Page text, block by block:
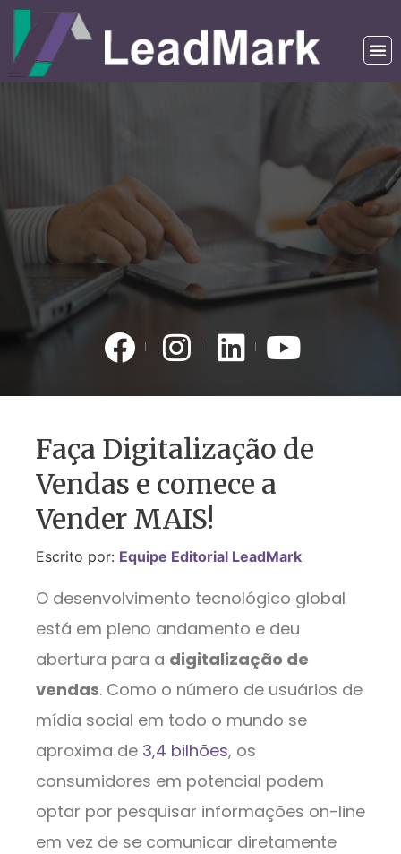
Faça Digitalização de
Vendas e comece a
Vender MAIS!
Escrito por: Equipe Editorial LeadMark
O desenvolvimento tecnológico global
está em pleno andamento e deu
abertura para a digitalização de
vendas. Como o número de usuários de
mídia social em todo o mundo se
aproxima de 3,4 bilhões, os
consumidores em potencial podem
optar por pesquisar informações on-line
em vez de se comunicar diretamente